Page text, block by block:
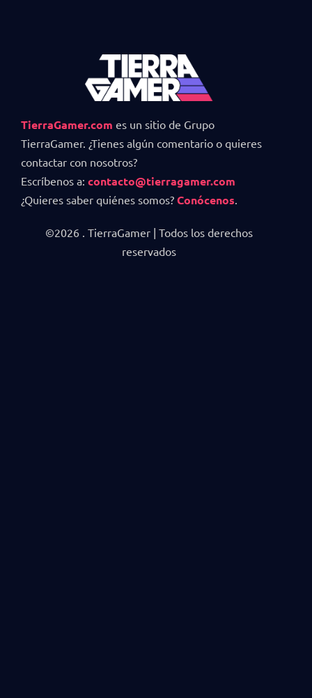
TierraGamer.com es un sitio de Grupo
TierraGamer. ¿Tienes algún comentario o quieres
contactar con nosotros?
Escríbenos a: contacto@tierragamer.com
¿Quieres saber quiénes somos? Conócenos
©2026 . TierraGamer | Todos los derechos
reservados